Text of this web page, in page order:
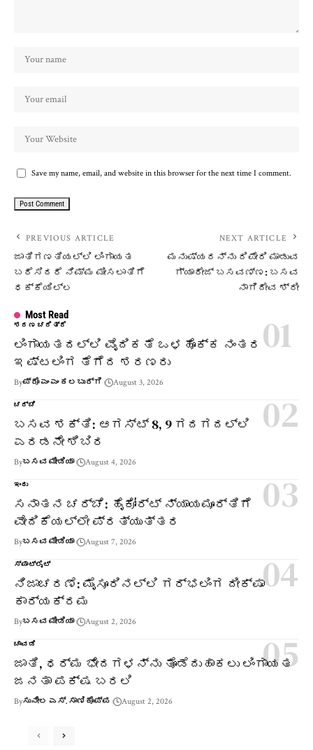
Save my name, email, and website in this browser for the next time I comment.
PREVIOUS ARTICLE
ಜಾತಿಗಣತಿಯಲ್ಲಿ ಲಿಂಗಾಯತ
ಬರೆಸಿದರೆ ನಿಮ್ಮ ಮೀಸಲಾತಿಗೆ
ಧಕ್ಕೆಯಿಲ್ಲ
NEXT ARTICLE
ಮನುಷ್ಯರನ್ನು ರಿಪೇರಿ ಮಾಡುವ
ಗ್ಯಾರೇಜ್ ಬಸವಣ್ಣ: ಬಸವ
ನಾಗಿದೇವ ಶ್ರೀ
Most Read
ಶರಣ ಚರಿತ್ರೆ
ಲಿಂಗಾಯತದಲ್ಲಿ ವೈದಿಕತೆ ಒಳಹೊಕ್ಕ ನಂತರ
ಇಷ್ಟಲಿಂಗ ತೆಗೆದ ಶರಣರು
Byಪ್ರೊ ಎಂ ಎಂ ಕಲಬುರ್ಗಿ August 3, 2026
ಚರ್ಚೆ
ಬಸವ ಶಕ್ತಿ: ಆಗಸ್ಟ್ 8, 9 ಗದಗದಲ್ಲಿ
ಎರಡನೇ ಶಿಬಿರ
Byಬಸವ ಮೀಡಿಯಾ August 4, 2026
ಇಂದು
ಸನಾತನ ಚರ್ಚೆ: ಹೈಕೋರ್ಟ್ ನ್ಯಾಯಮೂರ್ತಿಗೆ
ವೇದಿಕೆಯಲ್ಲೇ ಪ್ರತ್ಯುತ್ತರ
Byಬಸವ ಮೀಡಿಯಾ August 7, 2026
ಸ್ಪಾಟ್‌ಲೈಟ್
ನಿಜಾಚರಣೆ: ಮೈಸೂರಿನಲ್ಲಿ ಗರ್ಭಲಿಂಗ ದೀಕ್ಷಾ
ಕಾರ್ಯಕ್ರಮ
Byಬಸವ ಮೀಡಿಯಾ August 2, 2026
ಚಾವಡಿ
ಜಾತಿ, ಧರ್ಮ ಭೇದಗಳನ್ನು ತೊಡೆದುಹಾಕಲು ಲಿಂಗಾಯತ
ಜನತಾ ಪಕ್ಷ ಬರಲಿ
Byಸುನೀಲ ಎಸ್. ಸಾಣಿಕೊಪ್ಪ August 2, 2026